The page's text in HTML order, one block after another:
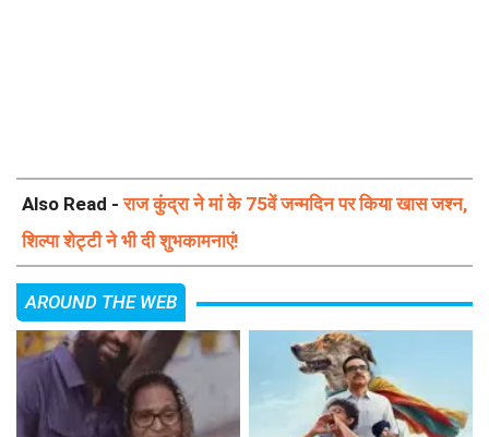
Also Read -राज कुंद्रा ने मां के 75वें जन्मदिन पर किया खास जश्न,
शिल्पा शेट्टी ने भी दी शुभकामनाएं!
AROUND THE WEB